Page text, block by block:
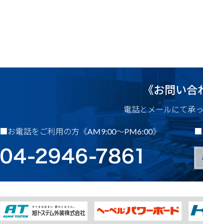
《お問い合
電話とメールにて承
■お電話をご利用の方《AM9:00～PM6:00》 ■